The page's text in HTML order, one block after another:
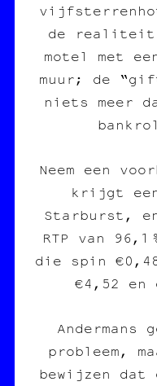
de realiteit
motel met
muur; de
niets meer
Neem een
krijgt
Starburst,
RTP van
die spin
€4,52 en
probleem,
bewijzen